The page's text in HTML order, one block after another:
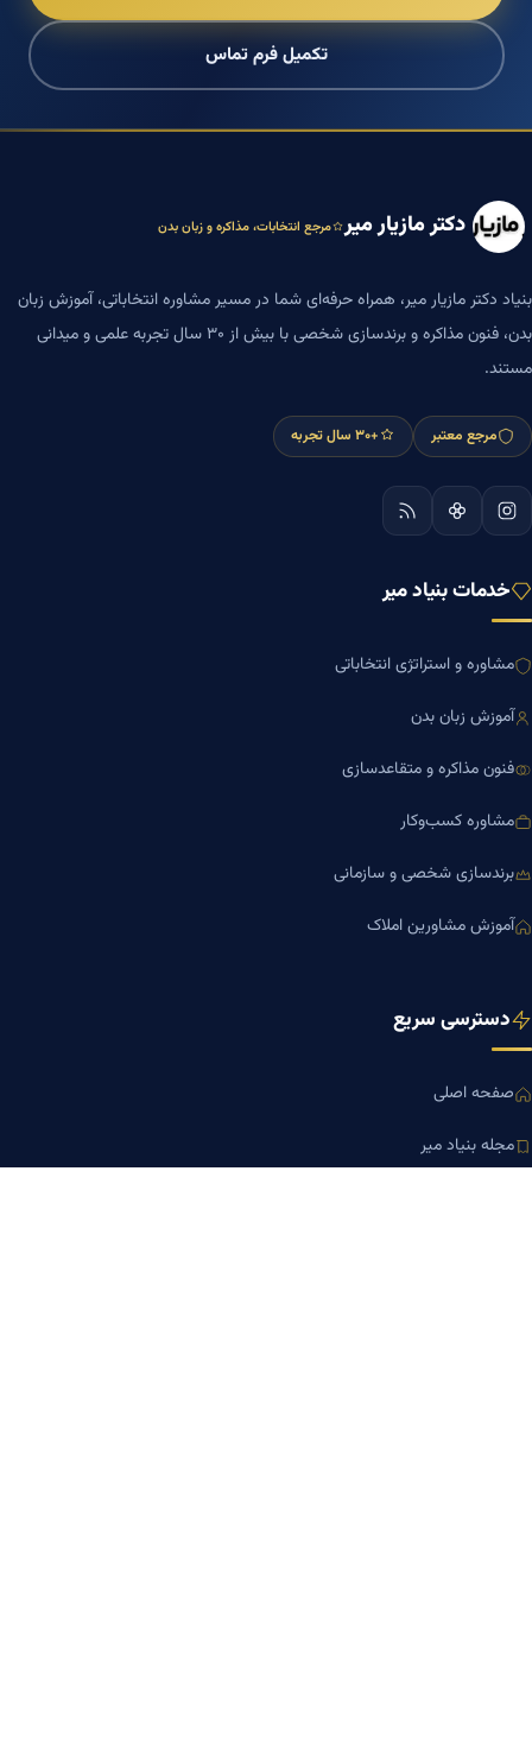
تکمیل فرم تماس
دکتر مازیار میر مرجع انتخابات، مذاکره و زبان بدن
بنیاد دکتر مازیار میر، همراه حرفه‌ای شما در مسیر مشاوره انتخاباتی، آموزش زبان
بدن، فنون مذاکره و برندسازی شخصی با بیش از ۳۰ سال تجربه علمی و میدانی
مستند.
مرجع معتبر +۳۰ سال تجربه
خدمات بنیاد میر
مشاوره و استراتژی انتخاباتی
آموزش زبان بدن
فنون مذاکره و متقاعدسازی
مشاوره کسب‌وکار
برندسازی شخصی و سازمانی
آموزش مشاورین املاک
دسترسی سریع
صفحه اصلی
مجله بنیاد میر